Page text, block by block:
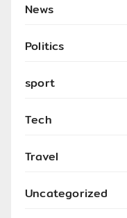
News
Politics
sport
Tech
Travel
Uncategorized